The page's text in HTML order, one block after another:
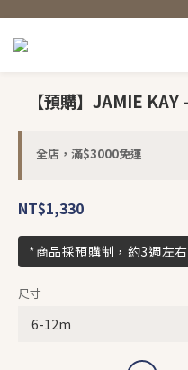
【預購】JAMIE
全店，滿$3000免運
NT$1,330
*商品採預購制，約3週左
尺寸